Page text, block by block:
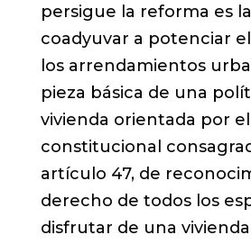
persigue la reforma es
coadyuvar a potenciar
los arrendamientos
pieza básica de una
vivienda orientada por
constitucional
artículo 47, de
derecho de todos los
disfrutar de una